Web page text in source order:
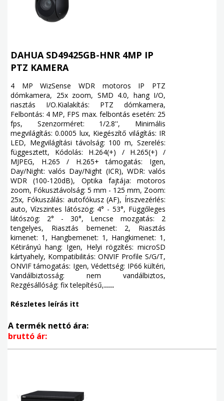
DAHUA SD49425GB-HNR 4MP IP
PTZ KAMERA
4 MP WizSense WDR motoros IP PTZ
dómkamera, 25x zoom, SMD 4.0, hang I/O,
riasztás I/O.Kialakítás: PTZ dómkamera,
Felbontás: 4 MP, FPS max. felbontás esetén: 25
fps, Szenzorméret: 1/2.8'', Minimális
megvilágítás: 0.0005 lux, Kiegészítő világítás: IR
LED, Megvilágítási távolság: 100 m, Szerelés:
függesztett, Kódolás: H.264(+) / H.265(+) /
MJPEG, H.265 / H.265+ támogatás: Igen,
Day/Night: valós Day/Night (ICR), WDR: valós
WDR (100-120dB), Optika fajtája: motoros
zoom, Fókusztávolság: 5 mm - 125 mm, Zoom:
25x, Fókuszálás: autofókusz (AF), Íriszvezérlés:
auto, Vízszintes látószög: 4° - 53°, Függőleges
látószög: 2° - 30°, Lencse mozgatás: 2
tengelyes, Riasztás bemenet: 2, Riasztás
kimenet: 1, Hangbemenet: 1, Hangkimenet: 1,
Kétirányú hang: Igen, Helyi rögzítés: microSD
kártyahely, Kompatibilitás: ONVIF Profile S/G/T,
ONVIF támogatás: Igen, Védettség: IP66 kültéri,
Vandálbiztosság: nem vandálbiztos,
Rezgésállóság: fix telepítésű,.....
Részletes leírás itt
A termék nettó ára:
bruttó ár: